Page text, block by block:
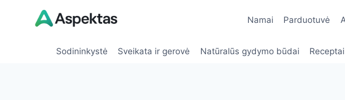
Namai Parduotuvė
Sodininkystė Sveikata ir gerovė Natūralūs gydymo būdai Receptai